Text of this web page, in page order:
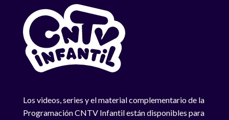
Los videos, series y el material complementario de la
Programación CNTV Infantil están disponibles para